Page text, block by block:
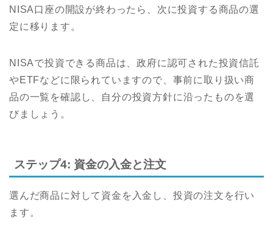
NISA口座の開設が終わったら、次に投資する商品の選
定に移ります。
NISAで投資できる商品は、政府に認可された投資信託
やETFなどに限られていますので、事前に取り扱い商
品の一覧を確認し、自分の投資方針に沿ったものを選
びましょう。
ステップ4: 資金の入金と注文
選んだ商品に対して資金を入金し、投資の注文を行い
ます。